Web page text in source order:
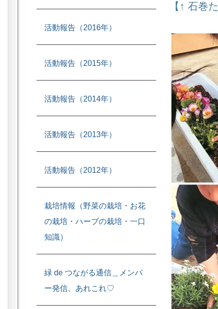
【↑ 石巻
活動報告（2016年）
活動報告（2015年）
活動報告（2014年）
活動報告（2013年）
活動報告（2012年）
栽培情報（野菜の栽培・お花
の栽培・ハーブの栽培・一口
知識）
緑 de つながる通信＿メンバ
ー発信、あれこれ♡